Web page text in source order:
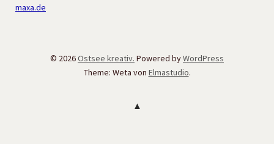
maxa.de
© 2026Ostsee kreativ. Powered byWordPress
Theme: Weta von Elmastudio.